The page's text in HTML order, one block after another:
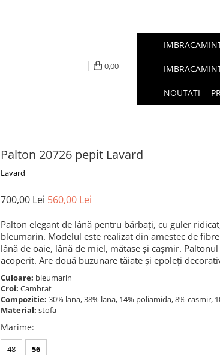
0,00
NOUTATI
Palton 20726 pepit Lavard
Lavard
700,00 Lei 560,00 Lei
Palton elegant de lână pentru bărbați, cu guler
bleumarin. Modelul este realizat din amestec de
lână de oaie, lână de miel, mătase și cașmir.
acoperit. Are două buzunare tăiate și epoleți
Culoare: bleumarin
Croi: Cambrat
Compozitie: 30% lana, 38% lana, 14% poliamida, 8% casmir,
Material: stofa
Marime:
48 56